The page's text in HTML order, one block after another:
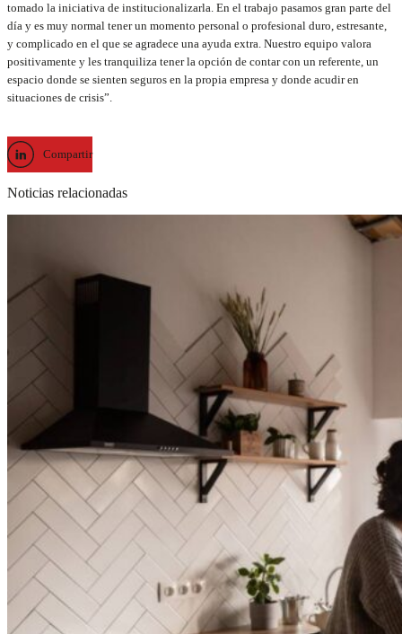
tomado la iniciativa de institucionalizarla. En el trabajo pasamos gran parte del
día y es muy normal tener un momento personal o profesional duro, estresante,
y complicado en el que se agradece una ayuda extra. Nuestro equipo valora
positivamente y les tranquiliza tener la opción de contar con un referente, un
espacio donde se sienten seguros en la propia empresa y donde acudir en
situaciones de crisis”.
Compartir
Noticias relacionadas